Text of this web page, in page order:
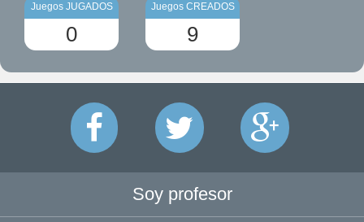
Juegos JUGADOS
0
Juegos CREADOS
9
Soy profesor